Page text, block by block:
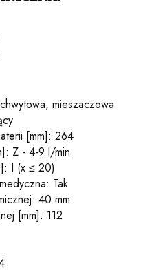
mieszaczowa
[mm]: 264
Z - 4-9 l/min
I (x ≤ 20)
Tak
40 mm
[mm]: 112